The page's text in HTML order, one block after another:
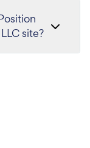
site?